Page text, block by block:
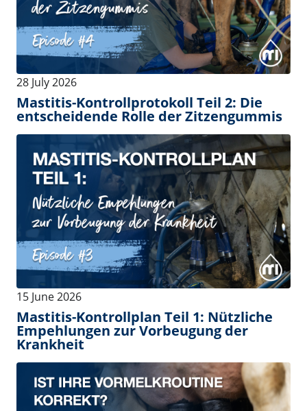
28 May 2026
Ist Ihre Vormelkroutine korrekt? – Teil
2: Konzentrieren wir uns auf die
Stimulation!
See more
Veranstaltungen